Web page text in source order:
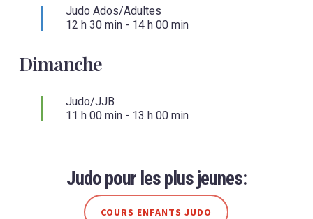
Judo Ados/Adultes
12 h 30 min - 14 h 00 min
Dimanche
Judo/JJB
11 h 00 min - 13 h 00 min
Judo pour les plus jeunes:
COURS ENFANTS JUDO